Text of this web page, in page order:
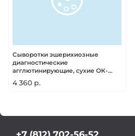
Сыворотки эшерихиозные
диагностические
агглютинирующие, сухие ОК-
поливалентные
4 360 р.